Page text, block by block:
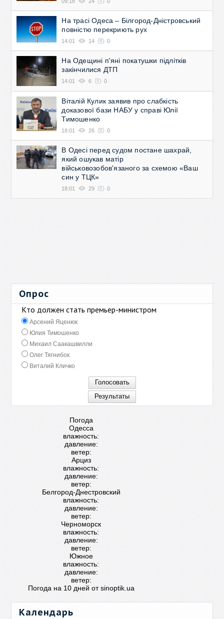
На трасі Одеса – Білгород-Дністровський
повністю перекриють рух
14:01 14 0
На Одещині п'яні покатушки підлітків
закінчилися ДТП
14:01 6 0
Віталій Кулик заявив про слабкість
доказової бази НАБУ у справі Юлії
Тимошенко
18:01 26 0
В Одесі перед судом постане шахрай,
який ошукав матір
військовозобов'язаного за схемою «Ваш
син у ТЦК»
18:01 29 0
Опрос
Кто должен стать премьер-министром
Арсений Яценюк
Юлия Тимошенко
Михаил Саакашвилли
Олег Тягнибок
Виталий Кличко
Погода
Одесса
влажность:
давление:
ветер:
Арциз
влажность:
давление:
ветер:
Белгород-Днестровский
влажность:
давление:
ветер:
Черноморск
влажность:
давление:
ветер:
Южное
влажность:
давление:
ветер:
Погода на 10 дней отsinoptik.ua
Календарь